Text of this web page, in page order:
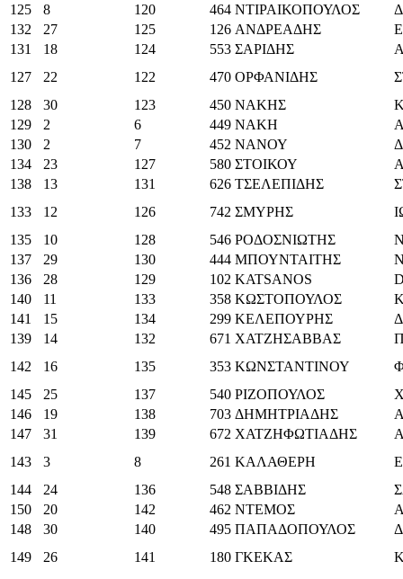
125
8 120 464 ΝΤΙΡΑΙΚΟΠΟΥΛΟΣ
132
27 125 126 ΑΝΔΡΕΑΔΗΣ
131
18 124 553 ΣΑΡΙΔΗΣ
127
22 122 470 ΟΡΦΑΝΙΔΗΣ
128
30 123 450 ΝΑΚΗΣ
129
2 6 449 ΝΑΚΗ
130
2 7 452 ΝΑΝΟΥ
134
23 127 580 ΣΤΟΙΚΟΥ
138
13 131 626 ΤΣΕΛΕΠΙΔΗΣ
133
12 126 742 ΣΜΥΡΗΣ
135
10 128 546 ΡΟΔΟΣΝΙΩΤΗΣ
137
29 130 444 ΜΠΟΥΝΤΑΙΤΗΣ
136
28 129 102 KATSANOS
140
11 133 358 ΚΩΣΤΟΠΟΥΛΟΣ
141
15 134 299 ΚΕΛΕΠΟΥΡΗΣ
139
14 132 671 ΧΑΤΖΗΣΑΒΒΑΣ
142
16 135 353 ΚΩΝΣΤΑΝΤΙΝΟΥ
145
25 137 540 ΡΙΖΟΠΟΥΛΟΣ
146
19 138 703 ΔΗΜΗΤΡΙΑΔΗΣ
147
31 139 672 ΧΑΤΖΗΦΩΤΙΑΔΗΣ
143
3 8 261 ΚΑΛΑΘΕΡΗ
144
24 136 548 ΣΑΒΒΙΔΗΣ
150
20 142 462 ΝΤΕΜΟΣ
148
30 140 495 ΠΑΠΑΔΟΠΟΥΛΟΣ
149
26 141 180 ΓΚΕΚΑΣ